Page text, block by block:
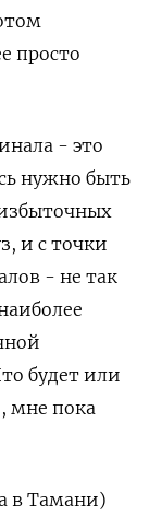
просто
- это
нужно быть
и с точки
- не так
будет или
мне пока
в Тамани)